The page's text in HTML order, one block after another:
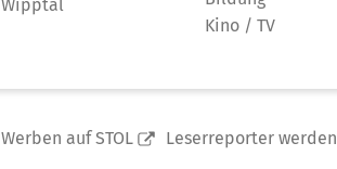
Wipptal
Kino / TV
Werben auf STOL Leserreporter werden